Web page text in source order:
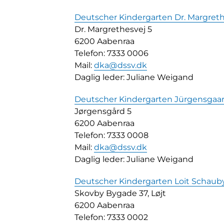
Deutscher Kindergarten Dr.
Dr. Margrethesvej 5
6200 Aabenraa
Telefon: 7333 0006
Mail:dka@dssv.dk
Daglig leder: Juliane Weigand
Deutscher Kindergarten
Jørgensgård 5
6200 Aabenraa
Telefon: 7333 0008
Mail:dka@dssv.dk
Daglig leder: Juliane Weigand
Deutscher Kindergarten Loit
Skovby Bygade 37, Løjt
6200 Aabenraa
Telefon: 7333 0002